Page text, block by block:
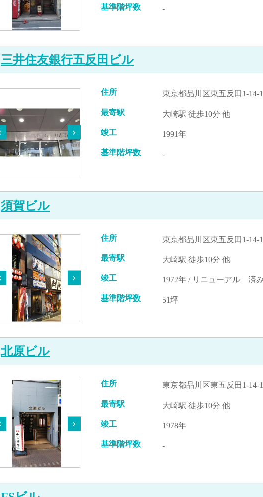
基準階坪数 -
三井住友銀行五反田ビル
住所 東京都品川区東五反田1-14-
最寄駅 大崎駅 徒歩10分 他
竣工 1991年
基準階坪数 -
須賀ビル
住所 東京都品川区東五反田1-14-
最寄駅 大崎駅 徒歩10分 他
竣工 1972年 / リニューアル 済
基準階坪数 51坪
北原ビル
住所 東京都品川区東五反田1-14-
最寄駅 大崎駅 徒歩10分 他
竣工 1978年
基準階坪数 -